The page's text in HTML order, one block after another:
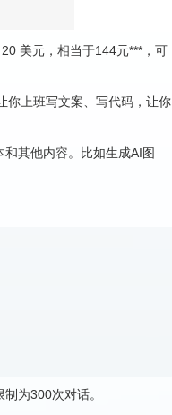
美元，相当于144元***，可
你上班写文案、写代码，让你
其他内容。比如生成AI图
为300次对话。